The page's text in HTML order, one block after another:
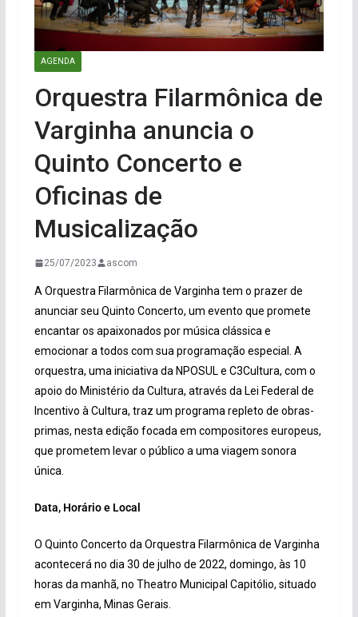
AGENDA
Orquestra Filarmônica de
Varginha anuncia o
Quinto Concerto e
Oficinas de
Musicalização
25/07/2023 ascom
A Orquestra Filarmônica de Varginha tem o prazer de
anunciar seu Quinto Concerto, um evento que promete
encantar os apaixonados por música clássica e
emocionar a todos com sua programação especial. A
orquestra, uma iniciativa da NPOSUL e C3Cultura, com o
apoio do Ministério da Cultura, através da Lei Federal de
Incentivo à Cultura, traz um programa repleto de obras-
primas, nesta edição focada em compositores europeus,
que prometem levar o público a uma viagem sonora
única.
Data, Horário e Local
O Quinto Concerto da Orquestra Filarmônica de Varginha
acontecerá no dia 30 de julho de 2022, domingo, às 10
horas da manhã, no Theatro Municipal Capitólio, situado
em Varginha, Minas Gerais.